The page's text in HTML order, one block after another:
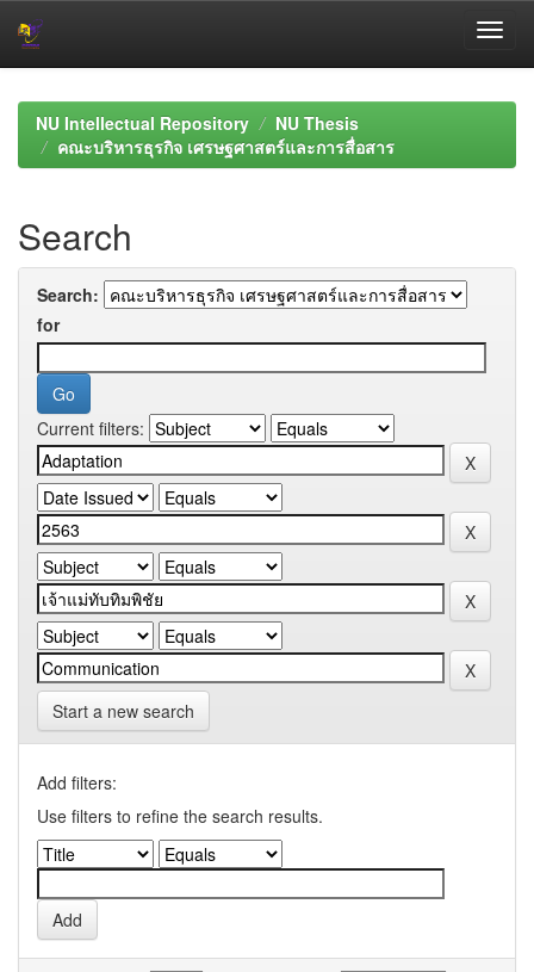
navigationNU Intellectual Repository
NU Thesis
คณะบริหารธุรกิจ เศรษฐศาสตร์และการสื่อสาร
Search
Search:
for
Current filters:
Start a new search
Add filters:
Use filters to refine the search results.